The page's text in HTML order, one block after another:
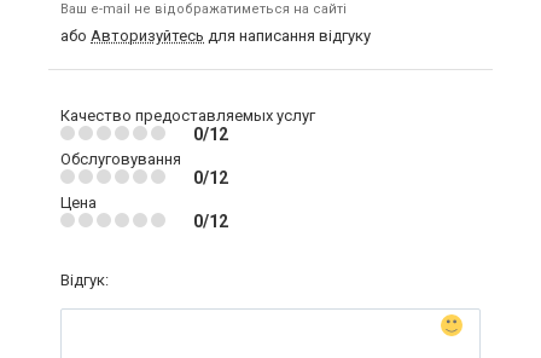
Ваш e-mail не відображатиметься на сайті
або Авторизуйтесь для написання відгуку
Качество предоставляемых услуг
0/12
Обслуговування
0/12
Цена
0/12
Відгук: